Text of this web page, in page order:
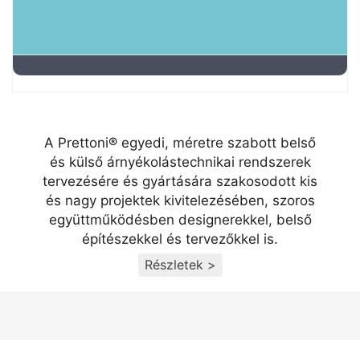
A Prettoni® egyedi, méretre szabott belső
és külső árnyékolástechnikai rendszerek
tervezésére és gyártására szakosodott kis
és nagy projektek kivitelezésében, szoros
együttműködésben designerekkel, belső
építészekkel és tervezőkkel is.
Részletek >